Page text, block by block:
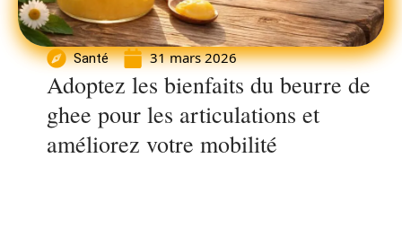
Santé 31 mars 2026
Adoptez les bienfaits du beurre de
ghee pour les articulations et
améliorez votre mobilité